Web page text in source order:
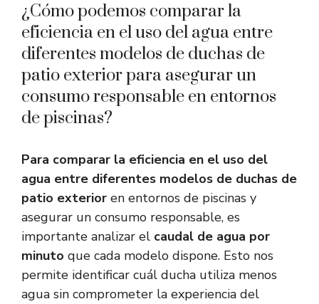
¿Cómo podemos comparar la
eficiencia en el uso del agua entre
diferentes modelos de duchas de
patio exterior para asegurar un
consumo responsable en entornos
de piscinas?
Para comparar la eficiencia en el uso del
agua entre diferentes modelos de duchas de
patio exterior en entornos de piscinas y
asegurar un consumo responsable, es
importante analizar el caudal de agua por
minuto que cada modelo dispone. Esto nos
permite identificar cuál ducha utiliza menos
agua sin comprometer la experiencia del